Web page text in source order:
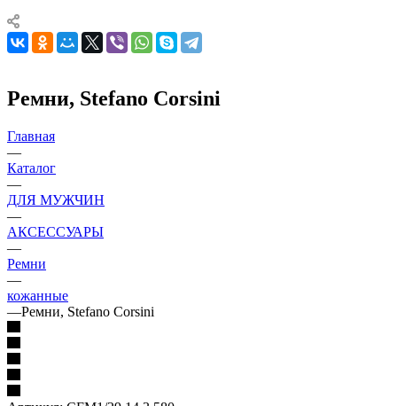
Ремни, Stefano Corsini
Главная
—
Каталог
—
ДЛЯ МУЖЧИН
—
АКСЕССУАРЫ
—
Ремни
—
кожанные
—Ремни, Stefano Corsini